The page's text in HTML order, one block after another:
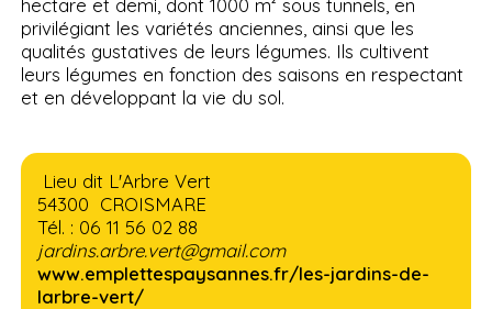
hectare et demi, dont 1000 m² sous tunnels, en
privilégiant les variétés anciennes, ainsi que les
qualités gustatives de leurs légumes. Ils cultivent
leurs légumes en fonction des saisons en respectant
et en développant la vie du sol.
Lieu dit L'Arbre Vert
54300 CROISMARE
Tél. : 06 11 56 02 88
jardins.arbre.vert@gmail.com
www.emplettespaysannes.fr/les-jardins-de-
larbre-vert/